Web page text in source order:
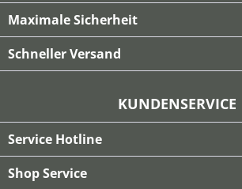
Maximale Sicherheit
Schneller Versand
KUNDENSERVICE
Service Hotline
Shop Service